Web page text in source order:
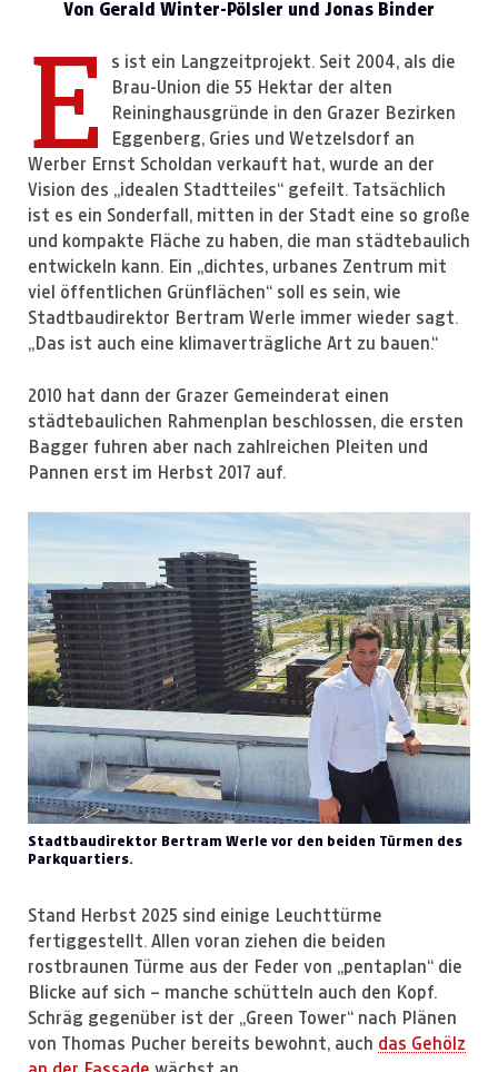
Von Gerald Winter-Pölsler und Jonas Binder
E
s ist ein Langzeitprojekt. Seit 2004, als die
Brau-Union die 55 Hektar der alten
Reininghausgründe in den Grazer Bezirken
Eggenberg, Gries und Wetzelsdorf an
Werber Ernst Scholdan verkauft hat, wurde an der
Vision des „idealen Stadtteiles“ gefeilt. Tatsächlich
ist es ein Sonderfall, mitten in der Stadt eine so große
und kompakte Fläche zu haben, die man städtebaulich
entwickeln kann. Ein „dichtes, urbanes Zentrum mit
viel öffentlichen Grünflächen“ soll es sein, wie
Stadtbaudirektor Bertram Werle immer wieder sagt.
„Das ist auch eine klimaverträgliche Art zu bauen.“
2010 hat dann der Grazer Gemeinderat einen
städtebaulichen Rahmenplan beschlossen, die ersten
Bagger fuhren aber nach zahlreichen Pleiten und
Pannen erst im Herbst 2017 auf.
Stadtbaudirektor Bertram Werle vor den beiden Türmen des
Parkquartiers.
Stand Herbst 2025 sind einige Leuchttürme
fertiggestellt. Allen voran ziehen die beiden
rostbraunen Türme aus der Feder von „pentaplan“ die
Blicke auf sich – manche schütteln auch den Kopf.
Schräg gegenüber ist der „Green Tower“ nach Plänen
von Thomas Pucher bereits bewohnt, auch das Gehölz